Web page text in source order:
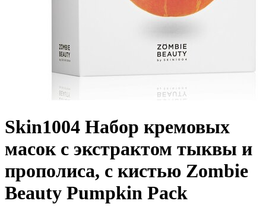
Skin1004 Набор кремовых
масок с экстрактом тыквы и
прополиса, с кистью Zombie
Beauty Pumpkin Pack